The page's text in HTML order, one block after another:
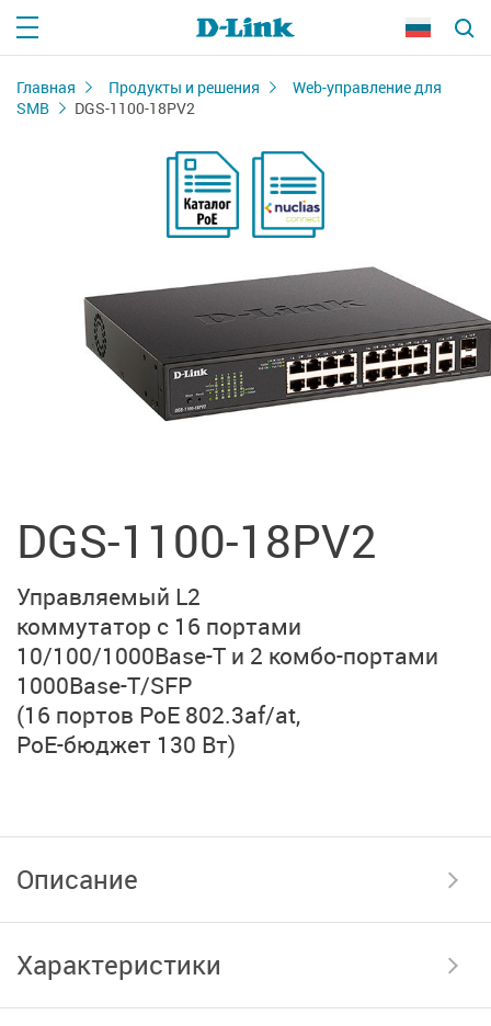
Главная Продукты и решения
Web-управление для
SMB
DGS-1100-18PV2
DGS-1100-18PV2
Управляемый L2
коммутатор с 16 портами
10/100/1000Base-T и 2 комбо-портами
1000Base-T/SFP
(16 портов PoE 802.3af/at,
PoE-бюджет 130 Вт)
Описание
Характеристики